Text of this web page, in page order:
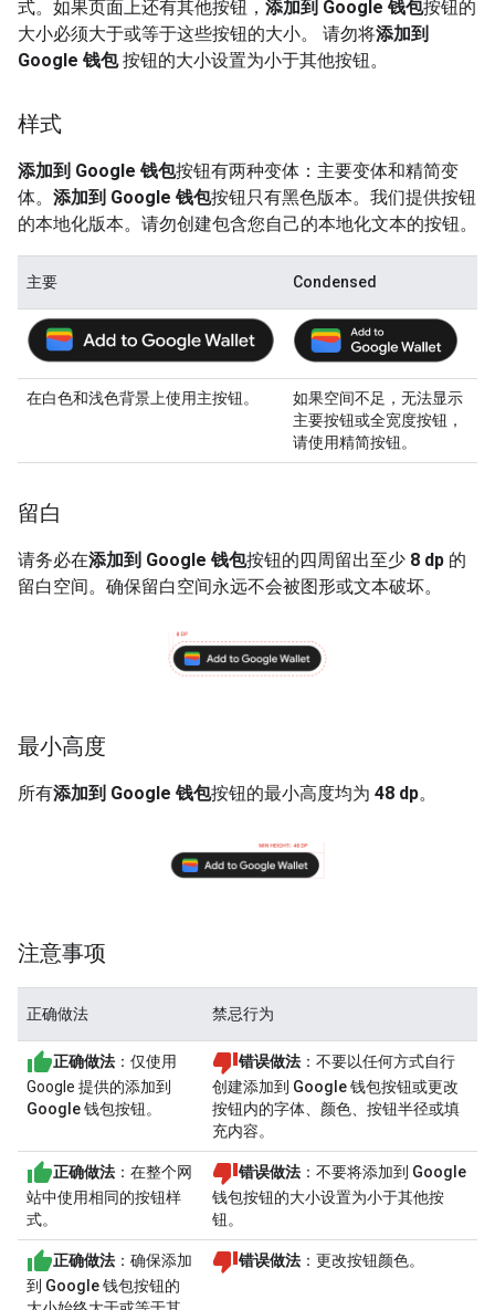
式。如果页面上还有其他按钮， 添加到 Google 钱包按钮的
大小必须大于或等于这些按钮的大小。 请勿将添加到
Google 钱包按钮的大小设置为小于其他按钮。
样式
添加到 Google 钱包按钮有两种变体：主要变体和精简变
体。 添加到 Google 钱包按钮只有黑色版本。我们提供按钮
的本地化版本。请勿创建包含您自己的本地化文本的按钮。
主要 Condensed
在白色和浅色背景上使用主按钮。
如果空间不足，无法显示
主要按钮或全宽度按钮，
请使用精简按钮。
留白
请务必在添加到 Google 钱包按钮的四周留出至少 8 dp 的
留白空间。确保留白空间永远不会被图形或文本破坏。
最小高度
所有添加到 Google 钱包按钮的最小高度均为 48 dp。
注意事项
正确做法 禁忌行为
正确做法 ：仅使用
Google 提供的添加到
Google 钱包按钮。
错误做法 ：不要以任何方式自行
创建添加到 Google 钱包按钮或更改
按钮内的字体、颜色、按钮半径或填
充内容。
正确做法 ：在整个网
站中使用相同的按钮样
式。
错误做法 ：不要将添加到 Google
钱包按钮的大小设置为小于其他按
钮。
正确做法 ：确保添加
到 Google 钱包按钮的
错误做法 ：更改按钮颜色。